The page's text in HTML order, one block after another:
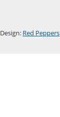
Design: Red Peppers